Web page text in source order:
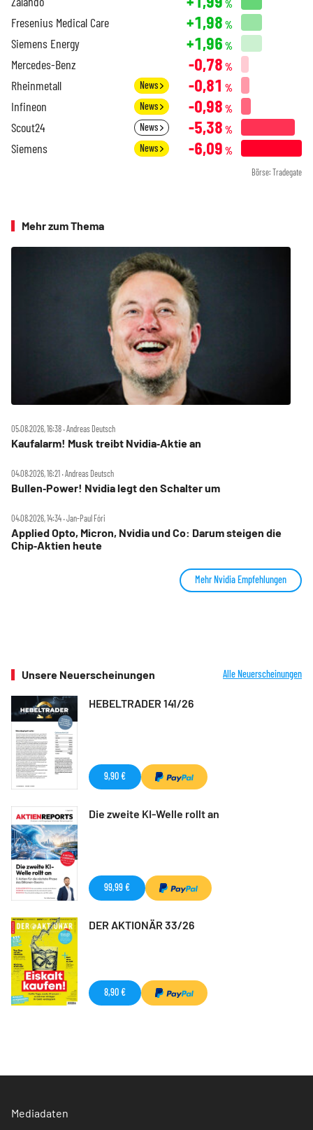
%
Fresenius Medical Care +1,98 %
Siemens Energy +1,96 %
Mercedes-Benz -0,78 %
Rheinmetall News -0,81 %
Infineon News -0,98 %
Scout24 News -5,38 %
Siemens News -6,09 %
Börse: Tradegate
Mehr zum Thema
05.08.2026, 16:38 ‧ Andreas Deutsch
Kaufalarm! Musk treibt Nvidia‑Aktie an
04.08.2026, 16:21 ‧ Andreas Deutsch
Bullen‑Power! Nvidia legt den Schalter um
04.08.2026, 14:34 ‧ Jan-Paul Fóri
Applied Opto, Micron, Nvidia und Co: Darum steigen die
Chip‑Aktien heute
Mehr Nvidia Empfehlungen
Unsere Neuerscheinungen Alle Neuerscheinungen
HEBELTRADER 141/26
9,90 €
Die zweite KI-Welle rollt an
99,99 €
DER AKTIONÄR 33/26
8,90 €
Mediadaten